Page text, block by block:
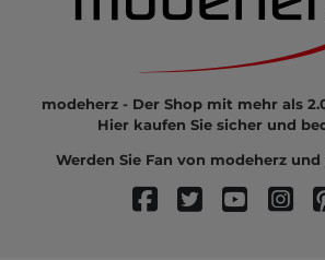
modeherz - Der Shop mit mehr als
Hier kaufen Sie sicher und
Werden Sie Fan von modeherz und